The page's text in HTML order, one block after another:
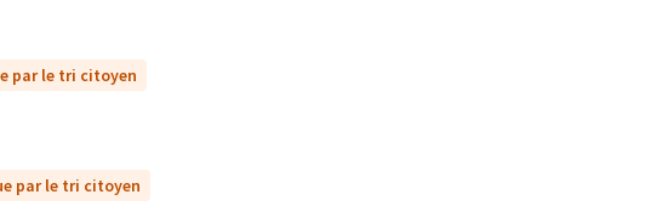
par le tri citoyen
par le tri citoyen